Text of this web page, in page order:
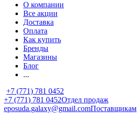
О компании
Все акции
Доставка
Оплата
Как купить
Бренды
Магазины
Блог
...
+7 (771) 781 0452
+7 (771) 781 0452Отдел продаж
eposuda.galaxy@gmail.comПоставщикам